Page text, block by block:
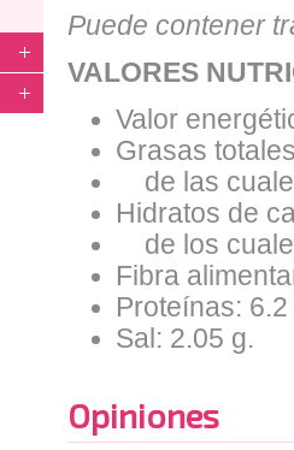
Puede contener
VALORES
Valor
Grasas
de las
Hidratos de
de los
Fibra
Proteínas: 6.2
Sal: 2.05 g.
Opiniones